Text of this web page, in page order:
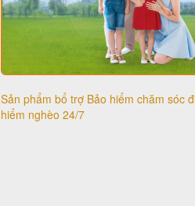
Sản phẩm bổ trợ Bảo hiểm chăm sóc
hiểm nghèo 24/7